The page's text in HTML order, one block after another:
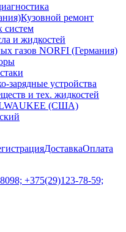
Кузовной ремонт
систем
и жидкостей
газов NORFI (Германия)
зарядные устройства
и тех. жидкостей
(США)
ДоставкаОплата
+375(29)123-78-59;